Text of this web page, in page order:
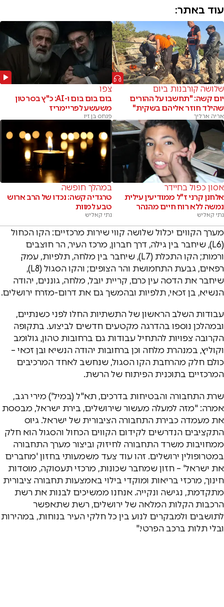
עוד באתר:
שלושה קורבנות ביום
יום קשה: "תחשבו על ההורים
שהילד חוזר אליהם בשקית"
אריה ארליך
צפו
בום בום בום ו-AI: כ"ץ בסרטון
משעשע לפריימריז
פנחס בן זיו
אסון כפול בחיידר
אלחנן קרני ז"ל ממודיעין עילית
נמשה ללא רוח חיים מהנהר
נתי קאליש
במהלך חופשה
טרגדיה קשה: נכדו של הרב ארוש
טבע למוות
נתי קאליש
מערך הקווים יכלול שלושה קווי שירות מרכזיים: הקו הכחול
(L6), שיחבר בין גילה, דרך חברון, מרכז העיר, הר חוצבים
ורמות; הקו התכלת (L7), שיחבר בין מלחה, תלפיות, עמק
רפאים, גבעת התחמושת והר הצופים; והקו הסגול (L8),
שיחבר את הדסה עין כרם, קריית יובל, מלחה, גוננים, יהודה
הנשיא, בן זכאי, תלפיות ובהמשך גם את דרום-מזרח ירושלים.
עבודות השלב הראשון של התשתיות החלו לפני כשנתיים,
ובמהלכן נוספו בהדרגה מקטעים חדשים לביצוע. בתקופה
הקרובה צפויות להתחיל עבודות גם ברחובות טהון, גולומב
וקוליץ, במנהרת מלחה וכן ברחובות יהודה הנשיא ובן זכאי –
כולם חלק מהרחבת הקו הסגול, שנחשב לאחד המרכיבים
המרכזיים בתוכנית הפיתוח של הרשת.
שרת התחבורה והבטיחות בדרכים, תא"ל (במיל') מירי רגב,
אמרה: "מזה למעלה מעשור שירושלים, בירת ישראל, מבססת
את מעמדה כבירת התחבורה הציבורית של ישראל. גיוס
התקציבים הנדרשים לקידום הקווים הכחול והסגול הוא חלק
ממחויבות משרד התחבורה לחיזוק וביצור מערך התחבורה
במטרופולין ירושלים. זהו עוד צעד משמעותי בחזון 'מחברים
את ישראל' – חזון שמחבר שכונות, מרכזי תעסוקה, מוסדות
חינוך, מרכזי בריאות ומוקדי בילוי באמצעות תחבורה ציבורית
מתקדמת, נגישה ונקייה. אנחנו ממשיכים לבנות את רשת
הרכבות הקלות המלאה של ירושלים, רשת שתאפשר
לתושבים ולמבקרים לנוע בין כל חלקי העיר בנוחות, במהירות
ובלי תלות ברכב הפרטי."